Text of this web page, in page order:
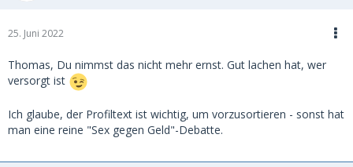
25. Juni 2022
Thomas, Du nimmst das nicht mehr ernst. Gut lachen hat, wer
versorgt ist
Ich glaube, der Profiltext ist wichtig, um vorzusortieren - sonst hat
man eine reine "Sex gegen Geld"-Debatte.